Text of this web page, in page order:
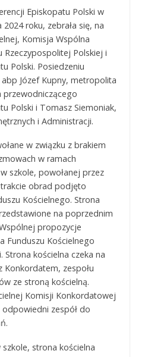
Episkopatu Polski w
roku, zebrała się, na
Komisja Wspólna
Rzeczypospolitej Polskiej i
Polski. Posiedzeniu
Józef Kupny, metropolita
przewodniczącego
Polski i Tomasz Siemoniak,
i Administracji.
w związku z brakiem
w ramach
szkole, powołanej przez
obrad podjęto
Kościelnego. Strona
na poprzednim
propozycje
Funduszu Kościelnego
Strona kościelna czeka na
Konkordatem, zespołu
ze stroną kościelną.
Komisji Konkordatowej
odpowiedni zespół do
strona kościelna